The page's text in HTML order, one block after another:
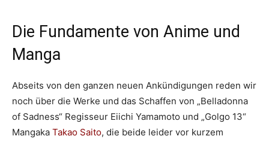
Die Fundamente von Anime und
Manga
Abseits von den ganzen neuen Ankündigungen reden wir
noch über die Werke und das Schaffen von „Belladonna
of Sadness“ Regisseur Eiichi Yamamoto und „Golgo 13“
Mangaka Takao Saito, die beide leider vor kurzem